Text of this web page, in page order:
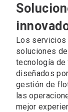
Los servicios
soluciones
tecnología
diseñados
gestión de
las
mejor